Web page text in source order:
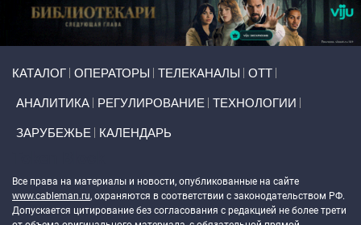
КАТАЛОГ ОПЕРАТОРЫ ТЕЛЕКАНАЛЫ ОТТ
АНАЛИТИКА РЕГУЛИРОВАНИЕ ТЕХНОЛОГИИ
ЗАРУБЕЖЬЕ КАЛЕНДАРЬ
Все права на материалы и новости, опубликованные на сайте
www.cableman.ru, охраняются в соответствии с законодательством РФ.
Допускается цитирование без согласования с редакцией не более трети